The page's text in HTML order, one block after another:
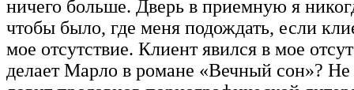
ничего больше. Дверь в приемную я
чтобы было, где меня подождать, если
мое отсутствие. Клиент явился в мое
делает Марло в романе «Вечный сон»? Не